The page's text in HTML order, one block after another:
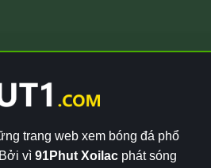
trang web xem bóng đá phổ
vì 91Phut Xoilac phát sóng